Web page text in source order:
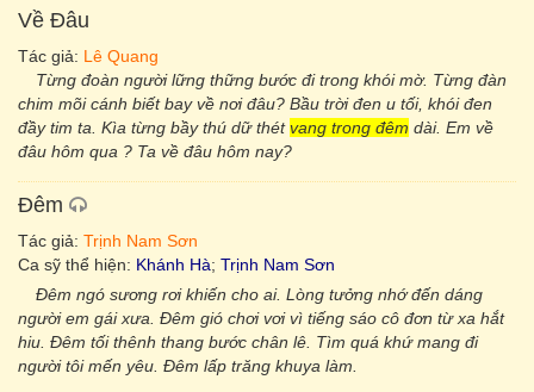
Về Đâu
Tác giả: Lê Quang
Từng đoàn người lững thững bước đi trong khói mờ. Từng đàn
chim mõi cánh biết bay về nơi đâu? Bầu trời đen u tối, khói đen
đầy tim ta. Kìa từng bầy thú dữ thétvang trong đêm dài. Em về
đâu hôm qua ? Ta về đâu hôm nay?
Đêm
Tác giả: Trịnh Nam Sơn
Ca sỹ thể hiện: Khánh Hà; Trịnh Nam Sơn
Đêm ngó sương rơi khiến cho ai. Lòng tưởng nhớ đến dáng
người em gái xưa. Đêm gió chơi vơi vì tiếng sáo cô đơn từ xa hắt
hiu. Đêm tối thênh thang bước chân lê. Tìm quá khứ mang đi
người tôi mến yêu. Đêm lấp trăng khuya làm.